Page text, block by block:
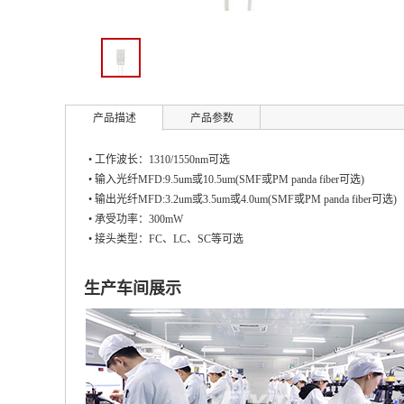
产品描述 产品参数
• 工作波长：1310/1550nm可选
• 输入光纤MFD:9.5um或10.5um(SMF或PM panda fiber可选)
• 输出光纤MFD:3.2um或3.5um或4.0um(SMF或PM panda fiber
• 承受功率：300mW
• 接头类型：FC、LC、SC等可选
生产车间展示